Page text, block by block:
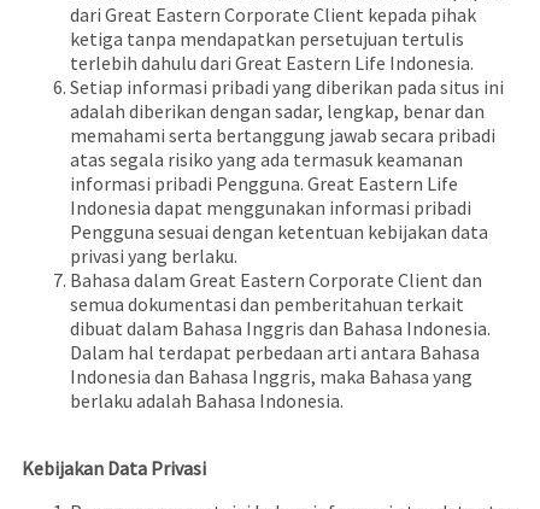
dari Great Eastern Corporate Client kepada pihak
ketiga tanpa mendapatkan persetujuan tertulis
terlebih dahulu dari Great Eastern Life Indonesia.
Setiap informasi pribadi yang diberikan pada situs ini
adalah diberikan dengan sadar, lengkap, benar dan
memahami serta bertanggung jawab secara pribadi
atas segala risiko yang ada termasuk keamanan
informasi pribadi Pengguna. Great Eastern Life
Indonesia dapat menggunakan informasi pribadi
Pengguna sesuai dengan ketentuan kebijakan data
privasi yang berlaku.
Bahasa dalam Great Eastern Corporate Client dan
semua dokumentasi dan pemberitahuan terkait
dibuat dalam Bahasa Inggris dan Bahasa Indonesia.
Dalam hal terdapat perbedaan arti antara Bahasa
Indonesia dan Bahasa Inggris, maka Bahasa yang
berlaku adalah Bahasa Indonesia.
Kebijakan Data Privasi